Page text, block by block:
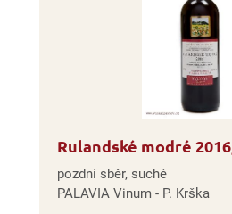
Rulandské modré
pozdní sběr, suché
PALAVIA Vinum - P. Krška